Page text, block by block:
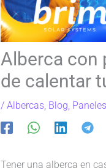
Alberca con
de calentar
/ Albercas, Blog
Tener una alberca en